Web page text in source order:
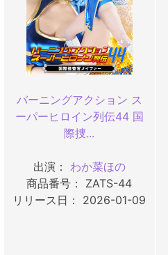
バーニングアクション ス
ーパーヒロイン列伝44 国
際捜...
出演： わか菜ほの
商品番号： ZATS-44
リリース日： 2026-01-09